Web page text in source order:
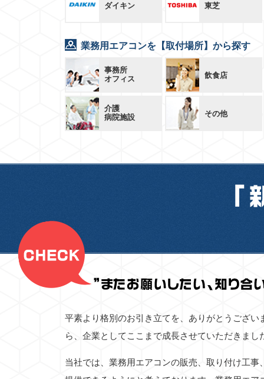
ダイキン 東芝
業務用エアコンを【取付場所】から探す
事務所
オフィス
飲食店
介護
病院施設
その他
平素より格別のお引き立てを、ありがとうござ
ら、企業としてここまで成長させていただきまし
当社では、業務用エアコンの販売、取り付け工